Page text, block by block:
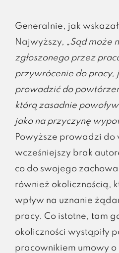
Generalnie, jak wskazał
Najwyższy, „Sąd może
zgłoszonego przez
przywrócenie do pracy,
prowadzić do
którą zasadnie
jako na przyczynę
Powyższe prowadzi do
wcześniejszy brak
co do swojego
również okolicznością,
wpływ na uznanie
pracy. Co istotne, tam
okoliczności wystąpiły
pracownikiem umowy o